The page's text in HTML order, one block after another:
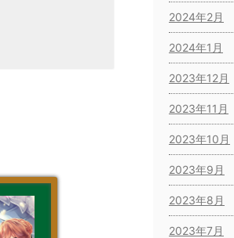
2024年2月
2024年1月
2023年12月
2023年11月
2023年10月
2023年9月
2023年8月
2023年7月